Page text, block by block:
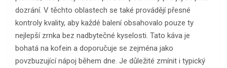
dozrání. V těchto oblastech se také provádějí přesné
kontroly kvality, aby každé balení obsahovalo pouze ty
nejlepší zrnka bez nadbytečné kyselosti. Tato káva je
bohatá na kofein a doporučuje se zejména jako
povzbuzující nápoj během dne. Je důležité zmínit i typický